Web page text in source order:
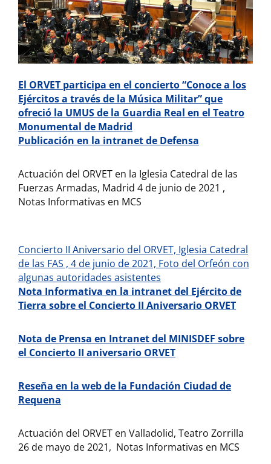
El ORVET participa en el concierto “Conoce a los
Ejércitos a través de la Música Militar” que
ofreció la UMUS de la Guardia Real en el Teatro
Monumental de Madrid
Publicación en la intranet de Defensa
Actuación del ORVET en la Iglesia Catedral de las
Fuerzas Armadas, Madrid 4 de junio de 2021 ,
Notas Informativas en MCS
Concierto II Aniversario del ORVET, Iglesia Catedral
de las FAS , 4 de junio de 2021, Foto del Orfeón con
algunas autoridades asistentes
Nota Informativa en la intranet del Ejército de
Tierra sobre el Concierto II Aniversario ORVET
Nota de Prensa en Intranet del MINISDEF sobre
el Concierto II aniversario ORVET
Reseña en la web de la Fundación Ciudad de
Requena
Actuación del ORVET en Valladolid, Teatro Zorrilla
26 de mayo de 2021, Notas Informativas en MCS